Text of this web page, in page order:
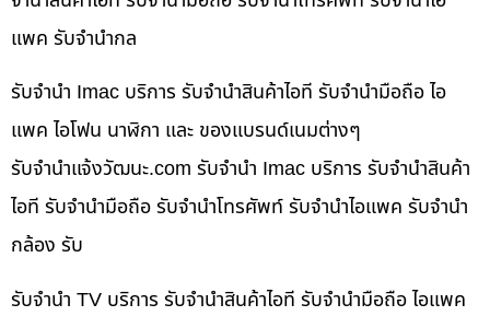
แพค รับจำนำกล
รับจำนำ Imac บริการ รับจำนำสินค้าไอที รับจำนำมือถือ ไอ
แพค ไอโฟน นาฬิกา และ ของแบรนด์เนมต่างๆ
รับจํานําแจ้งวัฒนะ.com รับจำนำ Imac บริการ รับจำนำสินค้า
ไอที รับจำนำมือถือ รับจำนำโทรศัพท์ รับจำนำไอแพค รับจำนำ
กล้อง รับ
รับจำนำ TV บริการ รับจำนำสินค้าไอที รับจำนำมือถือ ไอแพค